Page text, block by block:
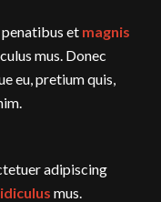
penatibus et magnis
mus. Donec
eu, pretium quis,
adipiscing
mus.